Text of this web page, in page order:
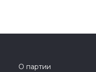
О партии